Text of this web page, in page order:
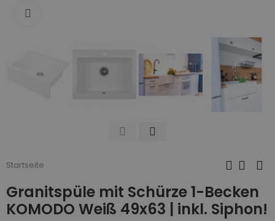
Startseite
Granitspüle mit Schürze 1-Becken
KOMODO Weiß 49x63 | inkl. Siphon!